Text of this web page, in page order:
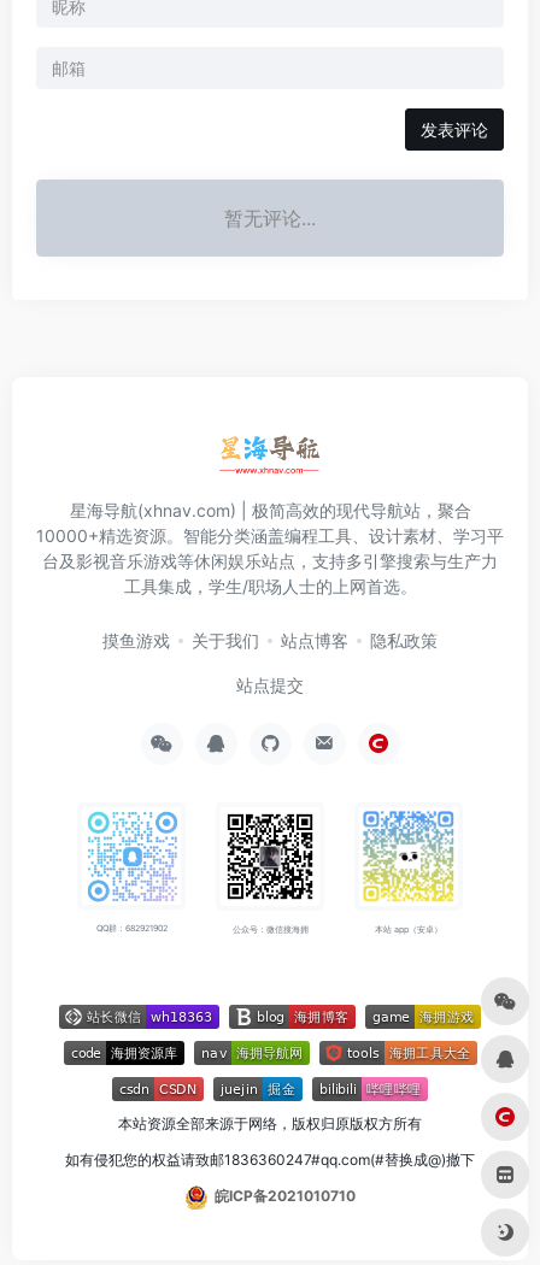
发表评论
暂无评论...
星海导航(xhnav.com) | 极简高效的现代导航站，聚合
10000+精选资源。智能分类涵盖编程工具、设计素材、学习平
台及影视音乐游戏等休闲娱乐站点，支持多引擎搜索与生产力
工具集成，学生/职场人士的上网首选。
摸鱼游戏 关于我们 站点博客 隐私政策
站点提交
QQ群：682921902 公众号：微信搜海拥 本站 app（安卓）
本站资源全部来源于网络，版权归原版权方所有
如有侵犯您的权益请致邮1836360247#qq.com(#替换成@)撤下
皖ICP备2021010710